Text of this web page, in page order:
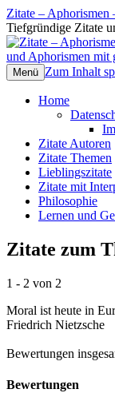
Zitate – Aphorismen
Tiefgründige Zitate
Menü Zum Inhalt
Home
Zitate Autoren
Zitate Themen
Lieblingszitate
Zitate mit
Philosophie
Lernen und
Zitate zum
1 - 2 von 2
Moral ist heute in
Friedrich Nietzsche
Bewertungen
Bewertungen